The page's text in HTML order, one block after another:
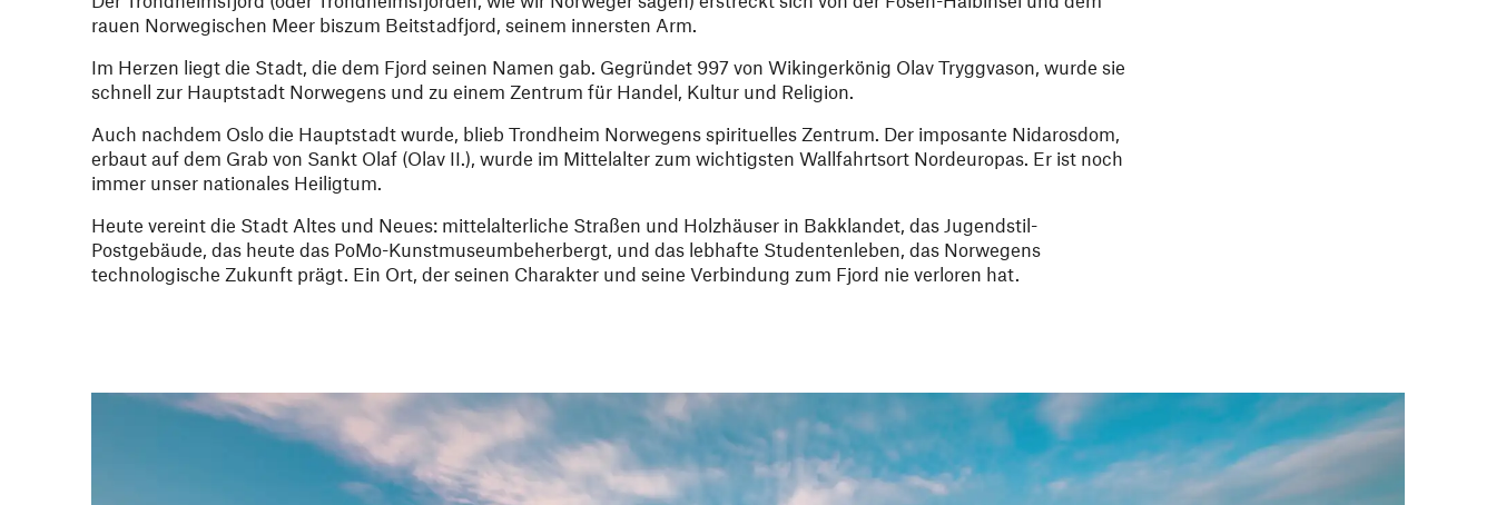
rauen Norwegischen Meer biszum Beitstadfjord, seinem innersten Arm.
Im Herzen liegt die Stadt, die dem Fjord seinen Namen gab. Gegründet 997 von Wikingerkönig Olav Tryggvason, wurde sie
schnell zur Hauptstadt Norwegens und zu einem Zentrum für Handel, Kultur und Religion.
Auch nachdem Oslo die Hauptstadt wurde, blieb Trondheim Norwegens spirituelles Zentrum. Der imposante Nidarosdom,
erbaut auf dem Grab von Sankt Olaf (Olav II.), wurde im Mittelalter zum wichtigsten Wallfahrtsort Nordeuropas. Er ist noch
immer unser nationales Heiligtum.
Heute vereint die Stadt Altes und Neues: mittelalterliche Straßen und Holzhäuser in Bakklandet, das Jugendstil-
Postgebäude, das heute das PoMo-Kunstmuseumbeherbergt, und das lebhafte Studentenleben, das Norwegens
technologische Zukunft prägt. Ein Ort, der seinen Charakter und seine Verbindung zum Fjord nie verloren hat.